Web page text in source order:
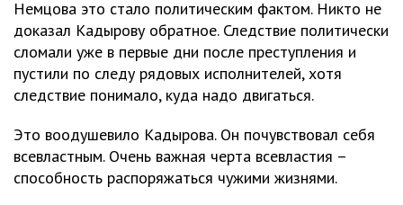
Немцова это стало политическим фактом. Никто не
доказал Кадырову обратное. Следствие политически
сломали уже в первые дни после преступления и
пустили по следу рядовых исполнителей, хотя
следствие понимало, куда надо двигаться.
Это воодушевило Кадырова. Он почувствовал себя
всевластным. Очень важная черта всевластия –
способность распоряжаться чужими жизнями.